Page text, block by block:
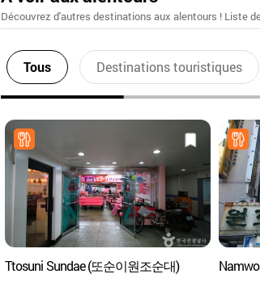
Découvrez d'autres destinations aux alentours ! Liste
Tous Destinations touristiques
Ttosuni Sundae (또순이원조순대)